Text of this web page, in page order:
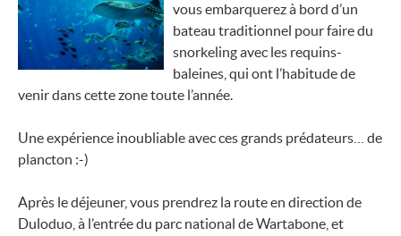
vous embarquerez à bord d’un
bateau traditionnel pour faire du
snorkeling avec les requins-
baleines, qui ont l’habitude de
venir dans cette zone toute l’année.
Une expérience inoubliable avec ces grands prédateurs… de
plancton :-)
Après le déjeuner, vous prendrez la route en direction de
Duloduo, à l’entrée du parc national de Wartabone, et